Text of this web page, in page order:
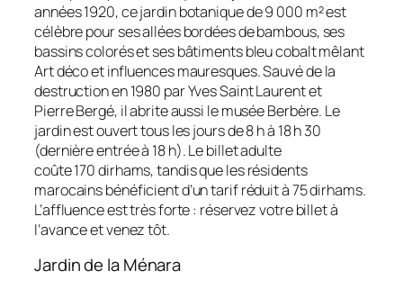
années 1920, ce jardin botanique de 9 000 m² est
célèbre pour ses allées bordées de bambous, ses
bassins colorés et ses bâtiments bleu cobalt mêlant
Art déco et influences mauresques. Sauvé de la
destruction en 1980 par Yves Saint Laurent et
Pierre Bergé, il abrite aussi le musée Berbère. Le
jardin est ouvert tous les jours de 8 h à 18 h 30
(dernière entrée à 18 h). Le billet adulte
coûte 170 dirhams, tandis que les résidents
marocains bénéficient d’un tarif réduit à 75 dirhams.
L’affluence est très forte : réservez votre billet à
l’avance et venez tôt.
Jardin de la Ménara